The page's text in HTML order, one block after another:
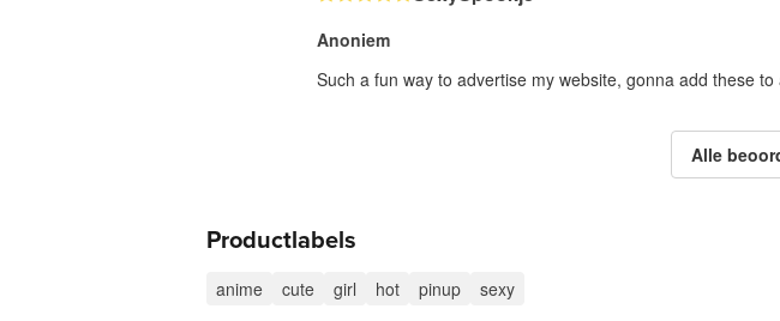
Anoniem
Such a fun way to advertise my website, gonna add these
Alle
Productlabels
anime cute girl hot pinup sexy